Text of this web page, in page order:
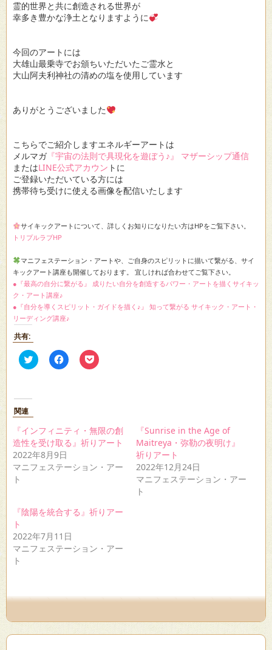
霊的世界と共に創造される世界が
幸多き豊かな浄土となりますように
今回のアートには
大雄山最乗寺でお頒ちいただいたご霊水と
大山阿夫利神社の清めの塩を使用しています
ありがとうございました
こちらでご紹介しますエネルギーアートは
メルマガ『宇宙の法則で具現化を遊ぼう♪』 マザーシップ通信
またはLINE公式アカウン トに
ご登録いただいている方には
携帯待ち受けに使える画像を配信いたします
サイキックアートについて、詳しくお知りになりたい方はHPをご覧下さい。
トリプルラブHP
マニフェステーション・アートや、ご自身のスピリットに描いて繋がる、サイ
キックアート講座も開催しております。 宜しければ合わせてご覧下さい。
●『最高の自分に繋がる』 成りたい自分を創造するパワー・アートを描くサイキッ
ク・アート講座♪
●『自分を導くスピリット・ガイドを描く♪』 知って繋がる サイキック・アート・
リーディング講座♪
共有:
ク
リ
有
(新
し
い
ウ
ィ
開
き
す)
Facebook
で
リ
ッ
ク
し
て
く
し
い
ィ
ン
ド
す)
ク
リ
ェ
ア
(新
ウ
で
開
関連
『インフィニティ・無限の創
造性を受け取る』祈りアート
2022年8月9日
マニフェステーション・アー
ト
『Sunrise in the Age of
Maitreya・弥勒の夜明け』
祈りアート
2022年12月24日
マニフェステーション・アー
ト
『陰陽を統合する』祈りアー
ト
2022年7月11日
マニフェステーション・アー
ト